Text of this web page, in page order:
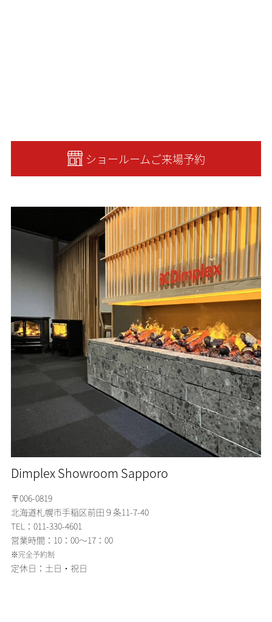
ショールームご来場予約
Dimplex Showroom Sapporo
〒006-0819
北海道札幌市手稲区前田９条11-7-40
TEL：011-330-4601
営業時間：10：00～17：00
※完全予約制
定休日：土日・祝日